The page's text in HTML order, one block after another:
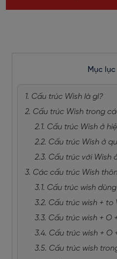
Mục lục
1. Cấu trúc Wish là gì?
2. Cấu trúc Wish trong
2.1. Cấu trúc Wish ở
2.2. Cấu trúc Wish ở
2.3. Cấu trúc với Wish
3. Các cấu trúc Wish
3.1. Cấu trúc wish
3.2. Cấu trúc wish + to
3.3. Cấu trúc wish + O
3.4. Cấu trúc wish + O
3.5. Cấu trúc wish